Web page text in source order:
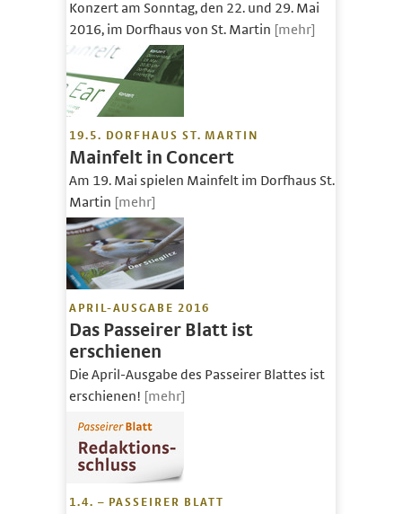
Konzert am Sonntag, den 22. und 29. Mai
2016, im Dorfhaus von St. Martin [mehr]
19.5. DORFHAUS ST. MARTIN
Mainfelt in Concert
Am 19. Mai spielen Mainfelt im Dorfhaus St.
Martin [mehr]
APRIL-AUSGABE 2016
Das Passeirer Blatt ist
erschienen
Die April-Ausgabe des Passeirer Blattes ist
erschienen! [mehr]
1.4. – PASSEIRER BLATT